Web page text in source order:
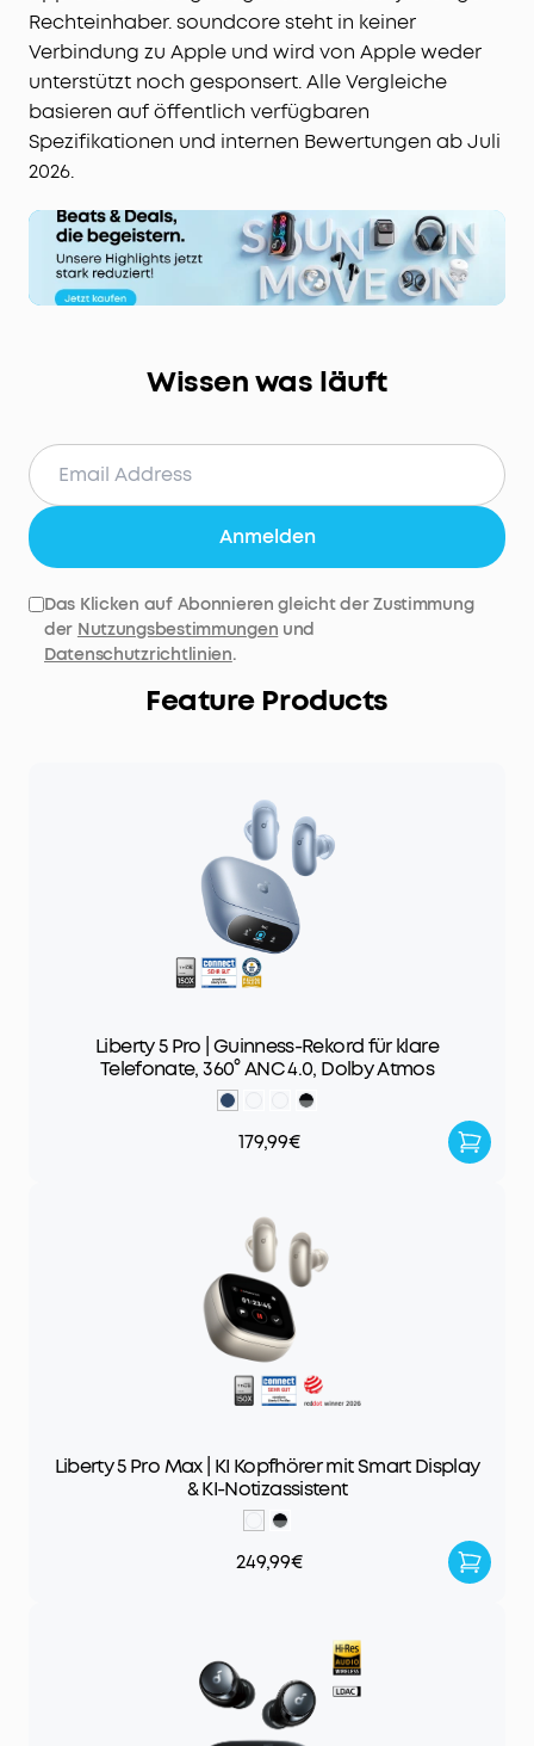
Rechteinhaber. soundcore steht in keiner
Verbindung zu Apple und wird von Apple weder
unterstützt noch gesponsert. Alle Vergleiche
basieren auf öffentlich verfügbaren
Spezifikationen und internen Bewertungen ab Juli
2026.
Wissen was läuft
Anmelden
Das Klicken auf Abonnieren gleicht der Zustimmung
der Nutzungsbestimmungen und
Datenschutzrichtlinien.
Feature Products
Liberty 5 Pro | Guinness-Rekord für klare
Telefonate, 360° ANC 4.0, Dolby Atmos
179,99€
Liberty 5 Pro Max | KI Kopfhörer mit Smart Display
& KI-Notizassistent
249,99€